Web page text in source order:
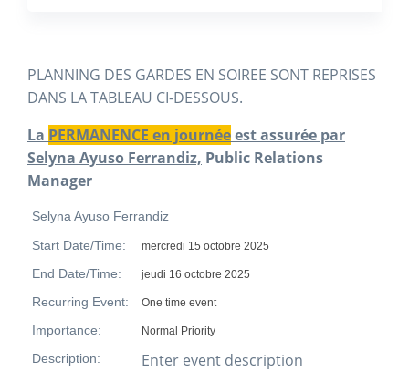
PLANNING DES GARDES EN SOIREE SONT REPRISES
DANS LA TABLEAU CI-DESSOUS.
La PERMANENCE en journéeest assurée par
Selyna Ayuso Ferrandiz, Public Relations
Manager
Selyna Ayuso Ferrandiz
Start Date/Time: mercredi 15 octobre 2025
End Date/Time: jeudi 16 octobre 2025
Recurring Event: One time event
Importance: Normal Priority
Description: Enter event description